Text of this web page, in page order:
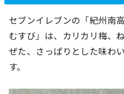
セブンイレブンの「紀州南
むすび」は、カリカリ梅、
ぜた、さっぱりとした味わ
す。